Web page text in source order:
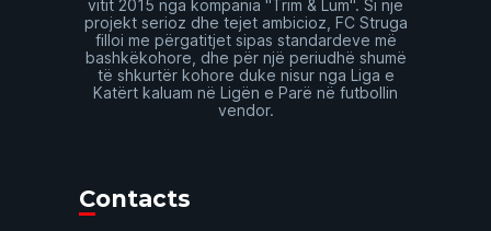
vitit 2015 nga kompania "Trim & Lum". Si një
projekt serioz dhe tejet ambicioz, FC Struga
filloi me përgatitjet sipas standardeve më
bashkëkohore, dhe për një periudhë shumë
të shkurtër kohore duke nisur nga Liga e
Katërt kaluam në Ligën e Parë në futbollin
vendor.
Contacts